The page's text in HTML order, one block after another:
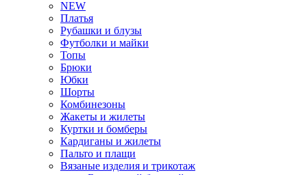
NEW
Платья
Рубашки и блузы
Футболки и майки
Топы
Брюки
Юбки
Шорты
Комбинезоны
Жакеты и жилеты
Куртки и бомберы
Кардиганы и жилеты
Пальто и плащи
Вязаные изделия и трикотаж